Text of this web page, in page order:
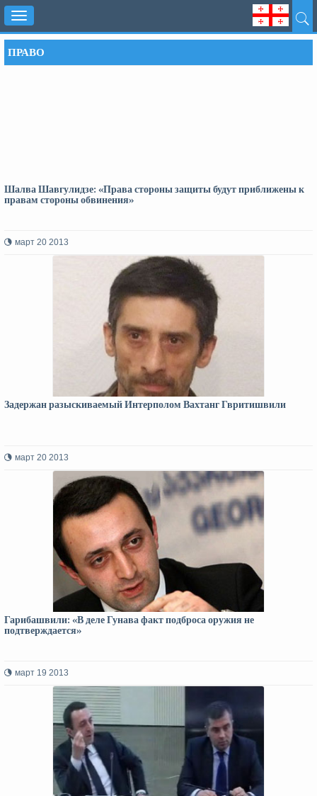
Toggle
navigation
ПРАВО
Шалва Шавгулидзе: «Права стороны защиты будут приближены к
правам стороны обвинения»
март 20 2013
Задержан разыскиваемый Интерполом Вахтанг Гвритишвили
март 20 2013
Гарибашвили: «В деле Гунава факт подброса оружия не
подтверждается»
март 19 2013